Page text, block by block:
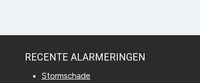
RECENTE ALARMERINGEN
Stormschade